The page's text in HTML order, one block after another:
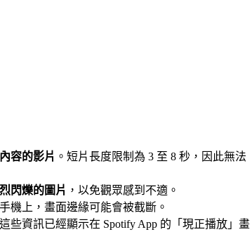
容的影片 。短片長度限制為 3 至 8 秒，因此無法
閃爍的圖片 ，以免觀眾感到不適。
機上，畫面邊緣可能會被截斷。
這些資訊已經顯示在 Spotify App 的「現正播放」畫